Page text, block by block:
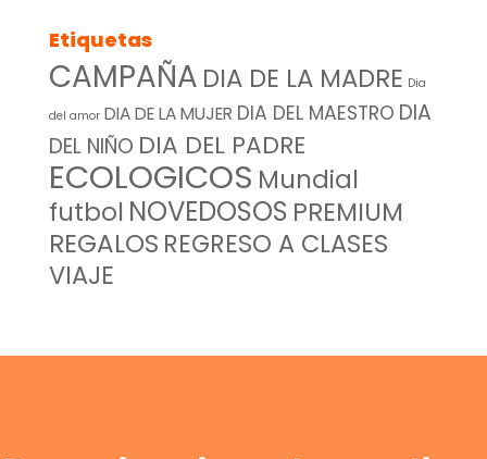
Etiquetas
CAMPAÑA DIA DE LA MADRE Dia
del amor DIA DE LA MUJER DIA DEL MAESTRO DIA
DEL NIÑO DIA DEL PADRE
ECOLOGICOS Mundial
futbol NOVEDOSOS PREMIUM
REGALOS REGRESO A CLASES
VIAJE